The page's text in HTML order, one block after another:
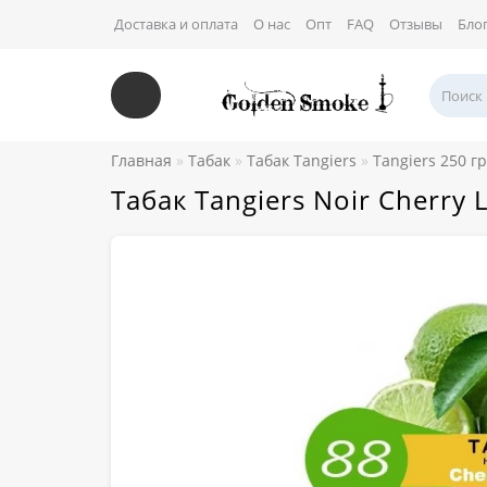
Доставка и оплата О нас Опт FAQ Отзывы
Главная Табак Табак Tangiers Tangiers 250
Табак Tangiers Noir